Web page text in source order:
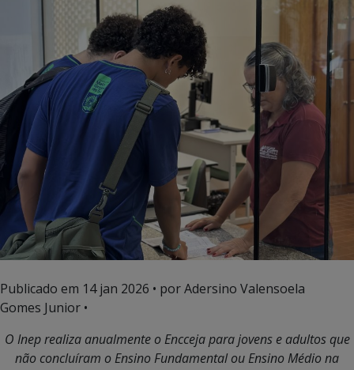
Publicado em 14 jan 2026 • por Adersino Valensoela
Gomes Junior •
O Inep realiza anualmente o Encceja para jovens e adultos que
não concluíram o Ensino Fundamental ou Ensino Médio na